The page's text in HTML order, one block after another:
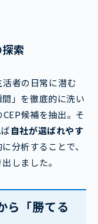
索
活者の日常に潜む
」を徹底的に洗い
候補を抽出。そ
自社が選ばれやす
分析することで、
しました。
ら「勝てる